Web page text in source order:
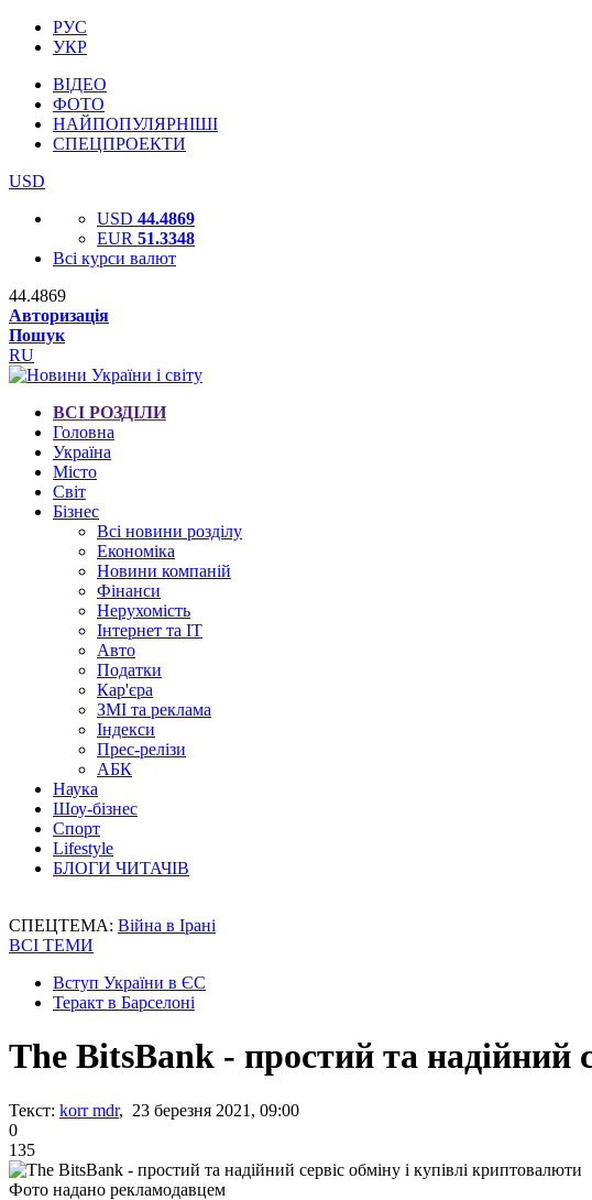
РУС
УКР
ВІДЕО
ФОТО
НАЙПОПУЛЯРНІШІ
СПЕЦПРОЕКТИ
USD
USD 44.4869
EUR 51.3348
Всі курси валют
44.4869
Авторизація
Пошук
RU
ВСІ РОЗДІЛИ
Головна
Україна
Місто
Світ
Бізнес
Всі новини розділу
Економіка
Новини компаній
Фінанси
Нерухомість
Інтернет та IT
Авто
Податки
Кар'єра
ЗМІ та реклама
Індекси
Прес-релізи
АБК
Наука
Шоу-бізнес
Спорт
Lifestyle
БЛОГИ ЧИТАЧІВ
СПЕЦТЕМА: Війна в Ірані
ВСІ ТЕМИ
Вступ України в ЄС
Теракт в Барселоні
The BitsBank - простий та надійний
Текст: korr mdr, 23 березня 2021, 09:00
0
135
Фото надано рекламодавцем